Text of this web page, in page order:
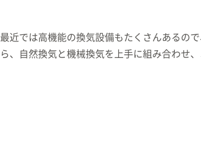
最近では高機能の換気設備もたくさんあるの
ら、自然換気と機械換気を上手に組み合わせ